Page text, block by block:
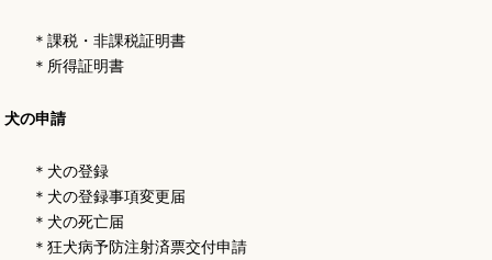
＊課税・非課税証明書
＊所得証明書
犬の申請
＊犬の登録
＊犬の登録事項変更届
＊犬の死亡届
＊狂犬病予防注射済票交付申請